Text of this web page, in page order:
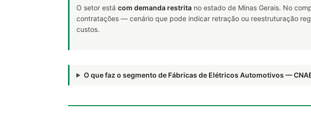
O setor está com demanda restrita no estado de Minas Gerais. No
contratações — cenário que pode indicar retração ou reestruturação
custos.
O que faz o segmento de Fábricas de Elétricos Automotivos —